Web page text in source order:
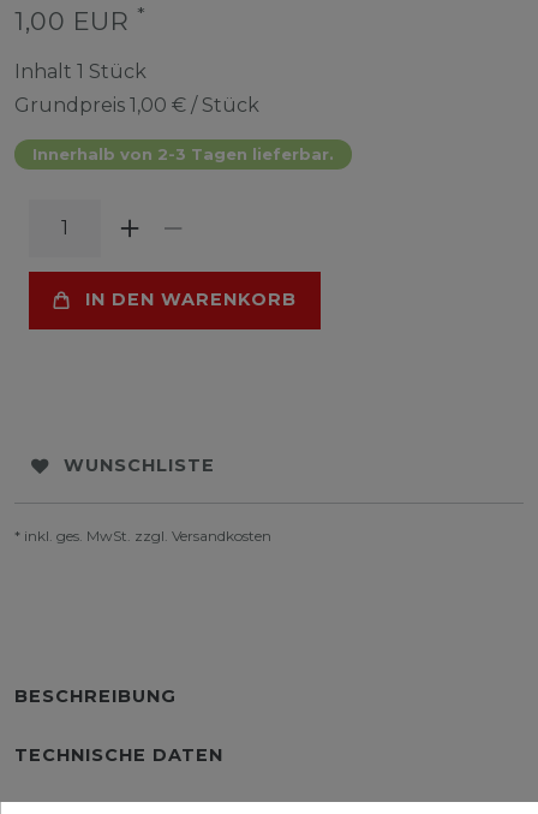
1,00 EUR *
Inhalt 1 Stück
Grundpreis 1,00 € / Stück
Innerhalb von 2-3 Tagen lieferbar.
IN DEN WARENKORB
WUNSCHLISTE
* inkl. ges. MwSt. zzgl. Versandkosten
BESCHREIBUNG
TECHNISCHE DATEN